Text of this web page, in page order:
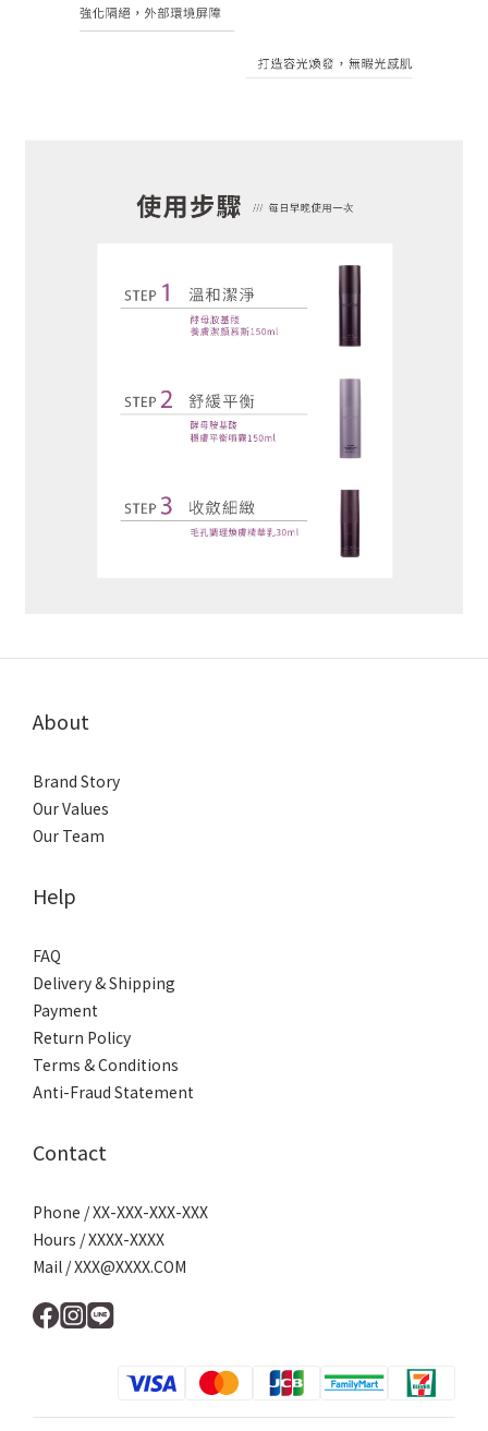
About
Brand Story
Our Team
Help
FAQ
Payment
Terms & Conditions
Anti-Fraud Statement